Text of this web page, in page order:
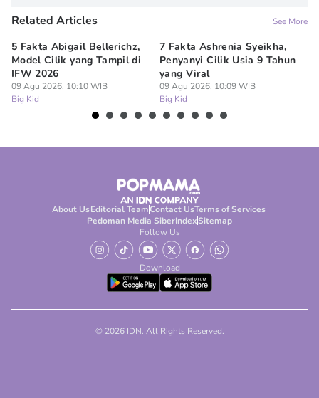
Related Articles See More
5 Fakta Abigail Bellerichz,
Model Cilik yang Tampil di
IFW 2026
09 Agu 2026, 10:10 WIB
Big Kid
7 Fakta Ashrenia Syeikha,
Penyanyi Cilik Usia 9 Tahun
yang Viral
09 Agu 2026, 10:09 WIB
Big Kid
About UsEditorial TeamContact UsTerms of Services
Pedoman Media SiberIndexSitemap
Follow Us
Download
© 2026 IDN. All Rights Reserved.